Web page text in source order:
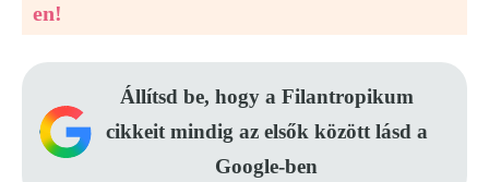
en!
Állítsd be, hogy a Filantropikum
cikkeit mindig az elsők között lásd a
Google-ben